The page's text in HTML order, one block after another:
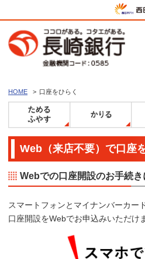
HOME 口座をひらく
Web（来店不要）で口座
Webでの口座開設のお手続き
スマートフォンとマイナンバーカー
口座開設をWebでお申込みいただけ